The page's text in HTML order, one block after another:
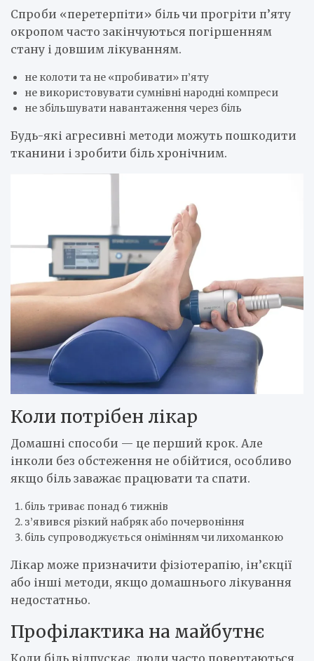
Спроби «перетерпіти» біль чи прогріти п’яту
окропом часто закінчуються погіршенням
стану і довшим лікуванням.
не колоти та не «пробивати» п’яту
не використовувати сумнівні народні компреси
не збільшувати навантаження через біль
Будь-які агресивні методи можуть пошкодити
тканини і зробити біль хронічним.
Коли потрібен лікар
Домашні способи — це перший крок. Але
інколи без обстеження не обійтися, особливо
якщо біль заважає працювати та спати.
біль триває понад 6 тижнів
з’явився різкий набряк або почервоніння
біль супроводжується онімінням чи лихоманкою
Лікар може призначити фізіотерапію, ін’єкції
або інші методи, якщо домашнього лікування
недостатньо.
Профілактика на майбутнє